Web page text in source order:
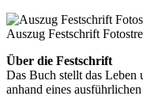
Auszug Festschrift
Über die Festschrift
Das Buch stellt das
anhand eines